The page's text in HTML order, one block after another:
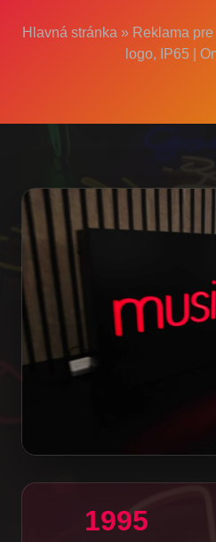
Hlavná stránka » Reklama
logo, IP65 |
1995